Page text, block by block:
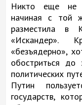
Никто еще не
начиная с той
разместила в
«Искандер».
«безъядерно»,
обостриться до
политических
Путин
государств,